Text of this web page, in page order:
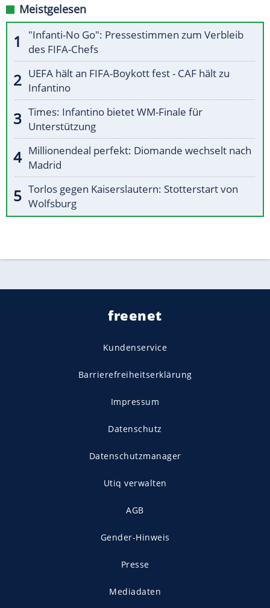
Meistgelesen
"Infanti-No Go": Pressestimmen zum Verbleib
des FIFA-Chefs
UEFA hält an FIFA-Boykott fest - CAF hält zu
Infantino
Times: Infantino bietet WM-Finale für
Unterstützung
Millionendeal perfekt: Diomande wechselt nach
Madrid
Torlos gegen Kaiserslautern: Stotterstart von
Wolfsburg
freenet
Kundenservice
Barrierefreiheitserklärung
Impressum
Datenschutz
Datenschutzmanager
Utiq verwalten
AGB
Gender-Hinweis
Presse
Mediadaten